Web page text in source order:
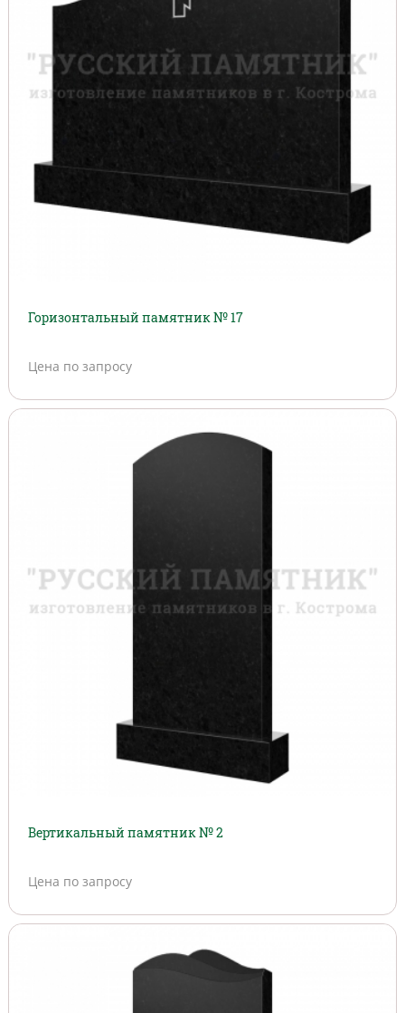
Горизонтальный памятник № 17
Цена по запросу
Вертикальный памятник № 2
Цена по запросу